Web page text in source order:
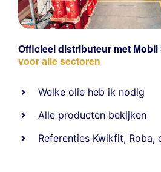
Officieel distributeur met Mobil
voor alle sectoren
Welke olie heb ik nodig
Alle producten bekijken
Referenties Kwikfit, Roba,